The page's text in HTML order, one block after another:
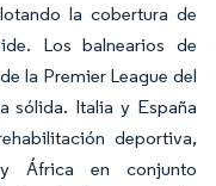
la cobertura de
Los balnearios de
la Premier League del
sólida. Italia y España
deportiva,
y África en conjunto